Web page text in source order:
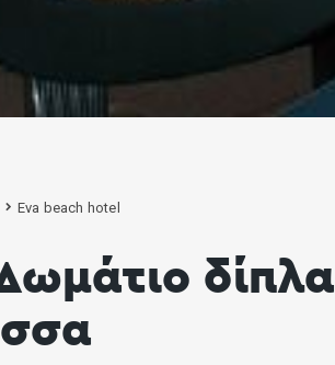
Eva beach hotel
δίπλα